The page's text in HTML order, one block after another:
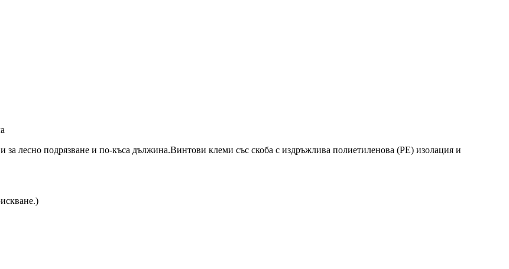
за лесно подрязване и по-къса дължина.Винтови клеми със скоба с издръжлива полиетиленова (PE) изолация и